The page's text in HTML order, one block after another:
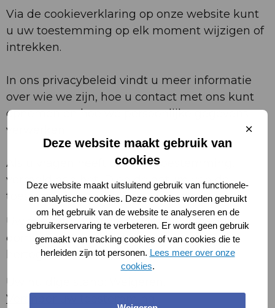
Deze website maakt gebruik van
cookies
Deze website maakt uitsluitend gebruik van functionele-
en analytische cookies. Deze cookies worden gebruikt
om het gebruik van de website te analyseren en de
gebruikerservaring te verbeteren. Er wordt geen gebruik
gemaakt van tracking cookies of van cookies die te
herleiden zijn tot personen. Lees meer over onze
cookies.
Sluit
Via de cookieverklaring op onze website kunt
u uw toestemming op elk moment wijzigen of
intrekken.
In ons privacybeleid vindt u meer informatie
over wie we zijn, hoe u contact met ons kunt
opnemen en hoe we persoonlijke gegevens
verwerken.
Als u vragen heeft over uw toestemming,
vermeld dan het ID en de datum van de
toestemming alstublieft.
Uw toestemming geldt voor de volgende
domeinen: www.gelijkekansens-
hertogenbosch.nl
Uw huidige stand: Weigeren.
Verander uw toestemming